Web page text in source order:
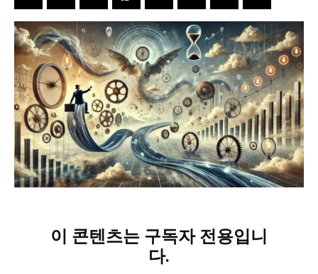
이 콘텐츠는 구독자 전용입니
다.